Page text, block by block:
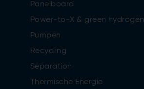
Panelboard
Power-to-X & green hydrogen
Pumpen
Recycling
Separation
Thermische Energie